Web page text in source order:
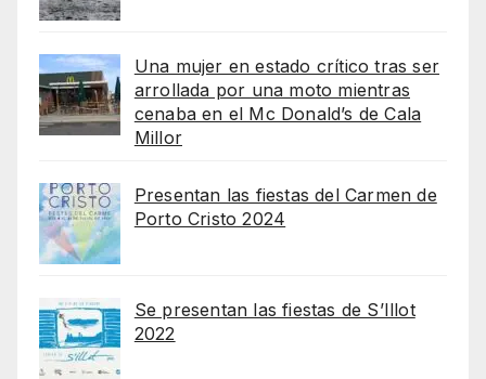
Una mujer en estado crítico tras ser
arrollada por una moto mientras
cenaba en el Mc Donald’s de Cala
Millor
Presentan las fiestas del Carmen de
Porto Cristo 2024
Se presentan las fiestas de S’Illot
2022